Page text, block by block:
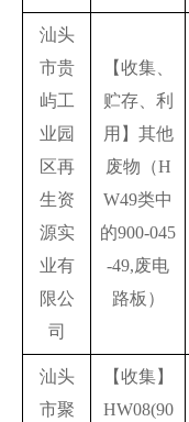
汕头
市贵
屿工
业园
区再
生资
源实
业有
限公
司
【收集、
贮存、利
用】其他
废物（H
W49类中
的900-045
-49,废电
路板）
汕头
市聚
【收集】
HW08(90